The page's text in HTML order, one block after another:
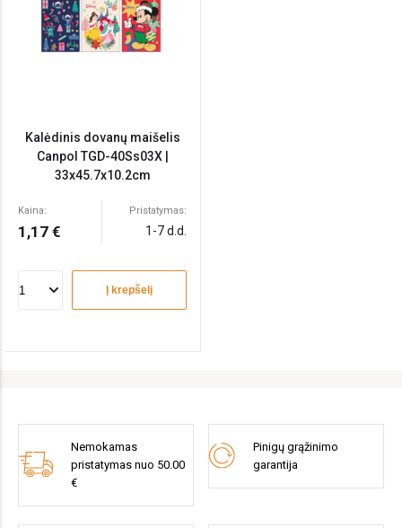
Kalėdinis dovanų maišelis
Canpol TGD-40Ss03X |
33x45.7x10.2cm
Kaina:
1,17 €
Pristatymas:
1-7 d.d.
Į krepšelį
Nemokamas
pristatymas nuo 50.00
€
Pinigų grąžinimo
garantija